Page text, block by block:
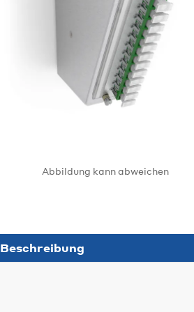
Abbildung kann abweichen
Beschreibung